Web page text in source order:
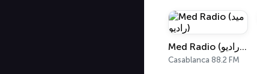
Med Radio (ميد راديو)
Casablanca 88.2 FM